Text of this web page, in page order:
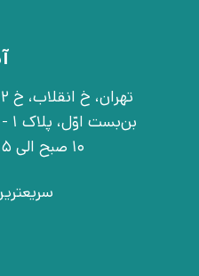
10 صبح الی 15 (3 بعد از ظهر) - قبل از تشریف آوردن تماس بگیرید